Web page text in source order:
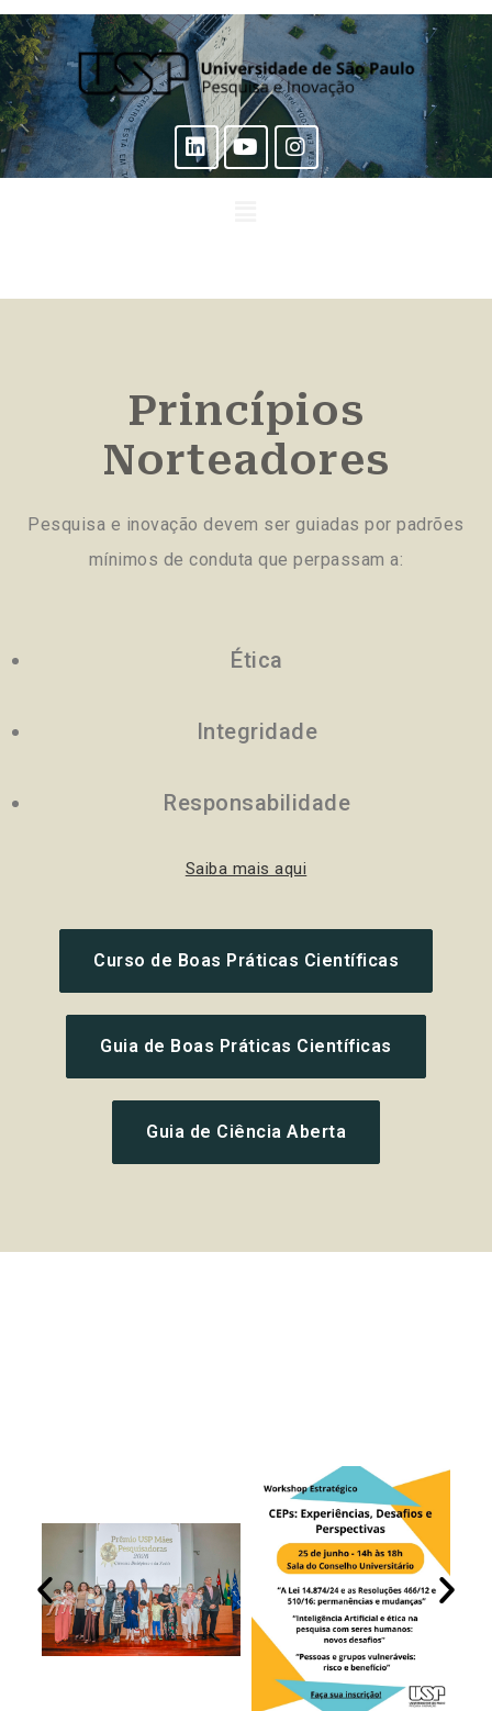
Princípios
Norteadores
Pesquisa e inovação devem ser guiadas por padrões
mínimos de conduta que perpassam a:
Ética
Integridade
Responsabilidade
Saiba mais aqui
Curso de Boas Práticas Científicas
Guia de Boas Práticas Científicas
Guia de Ciência Aberta